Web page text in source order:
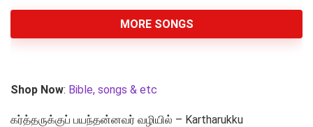
MORE SONGS
Shop Now: Bible, songs & etc
கர்த்தருக்குப் பயந்தன்னவர் வழியில் – Kartharukku